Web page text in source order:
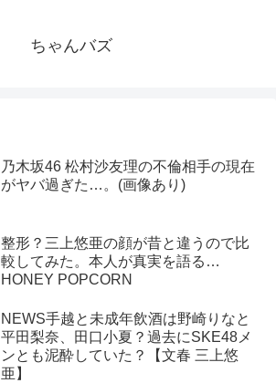
ちゃんバズ
乃木坂46 松村沙友理の不倫相手の現在
がヤバ過ぎた…。(画像あり)
整形？三上悠亜の顔が昔と違うので比
較してみた。本人が真実を語る…
HONEY POPCORN
NEWS手越と未成年飲酒は野崎りなと
平田梨奈、田口小夏？過去にSKE48メ
ンとも泥酔していた？【文春 三上悠
亜】